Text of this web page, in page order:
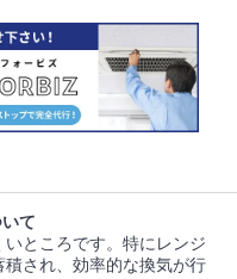
て
ところです。特にレンジ
され、効率的な換気が行